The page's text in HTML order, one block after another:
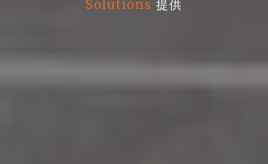
Solutions 提供